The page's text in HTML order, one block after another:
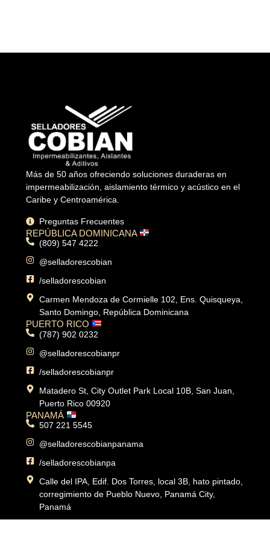
Más de 50 años ofreciendo soluciones duraderas en
impermeabilización, aislamiento térmico y acústico en el
Caribe y Centroamérica.
Preguntas Frecuentes
REPÚBLICA DOMINICANA
(809) 547 4222
@selladorescobian
/selladorescobian
Carmen Mendoza de Cormielle 102, Ens. Quisqueya,
Santo Domingo, República Dominicana
PUERTO RICO
(787) 902 0232
@selladorescobianpr
/selladorescobianpr
Matadero St, City Outlet Park Local 10B, San Juan,
Puerto Rico 00920
PANAMÁ
507 221 5545
@selladorescobianpanama
/selladorescobianpa
Calle del IPA, Edif. Dos Torres, local 3B, hato pintado,
corregimiento de Pueblo Nuevo, Panamá City,
Panamá